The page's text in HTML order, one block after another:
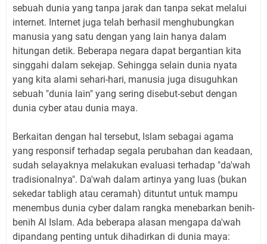
sebuah dunia yang tanpa jarak dan tanpa sekat melalui
internet. Internet juga telah berhasil menghubungkan
manusia yang satu dengan yang lain hanya dalam
hitungan detik. Beberapa negara dapat bergantian kita
singgahi dalam sekejap. Sehingga selain dunia nyata
yang kita alami sehari-hari, manusia juga disuguhkan
sebuah "dunia lain" yang sering disebut-sebut dengan
dunia cyber atau dunia maya.
Berkaitan dengan hal tersebut, Islam sebagai agama
yang responsif terhadap segala perubahan dan keadaan,
sudah selayaknya melakukan evaluasi terhadap "da'wah
tradisionalnya". Da'wah dalam artinya yang luas (bukan
sekedar tabligh atau ceramah) dituntut untuk mampu
menembus dunia cyber dalam rangka menebarkan benih-
benih Al Islam. Ada beberapa alasan mengapa da'wah
dipandang penting untuk dihadirkan di dunia maya: